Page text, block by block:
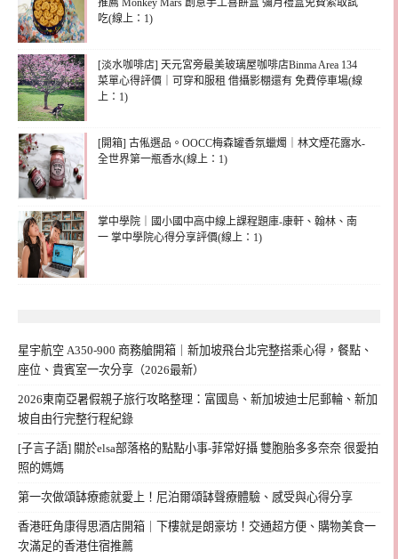
吃(線上：1)
[淡水咖啡店] 天元宮旁最美玻璃屋咖啡店Binma Area 134
菜單心得評價｜可穿和服租 借攝影棚還有 免費停車場(線
上：1)
[開箱] 古俬選品。OOCC梅森罐香氛蠟燭｜林文煙花露水-
全世界第一瓶香水(線上：1)
掌中學院｜國小國中高中線上課程題庫-康軒、翰林、南
一 掌中學院心得分享評價(線上：1)
星宇航空 A350-900 商務艙開箱｜新加坡飛台北完整搭乘心得，餐點、
座位、貴賓室一次分享（2026最新）
2026東南亞暑假親子旅行攻略整理：富國島、新加坡迪士尼郵輪、新加
坡自由行完整行程紀錄
[子言子語] 關於elsa部落格的點點小事-菲常好攝 雙胞胎多多奈奈 很愛拍
照的媽媽
第一次做頌缽療癒就愛上！尼泊爾頌缽聲療體驗、感受與心得分享
香港旺角康得思酒店開箱｜下樓就是朗豪坊！交通超方便、購物美食一
次滿足的香港住宿推薦